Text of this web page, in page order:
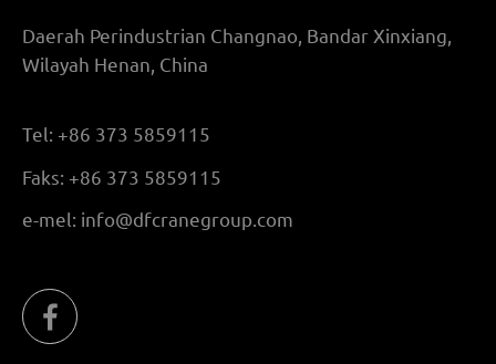
Daerah Perindustrian Changnao, Bandar Xinxiang,
Wilayah Henan, China
Tel: +86 373 5859115
Faks: +86 373 5859115
e-mel: info@dfcranegroup.com